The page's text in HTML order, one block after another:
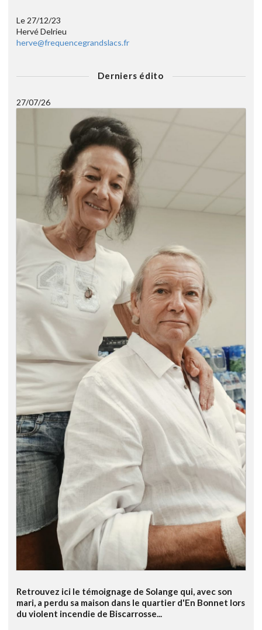
Le 27/12/23
Hervé Delrieu
herve@frequencegrandslacs.fr
Derniers édito
27/07/26
Retrouvez ici le témoignage de Solange qui, avec son
mari, a perdu sa maison dans le quartier d'En Bonnet lors
du violent incendie de Biscarrosse...